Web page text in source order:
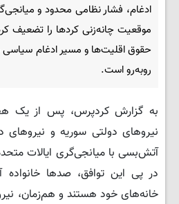
ادغام، فشار نظامی محدود و
موقعیت چانه‌زنی کردها را تضعیف
حقوق اقلیت‌ها و مسیر ادغام
روبه‌رو است.
به گزارش کردپرس، پس از یک
آتش‌بسی با میانجی‌گری ایالات
در پی این توافق، صدها خانواده